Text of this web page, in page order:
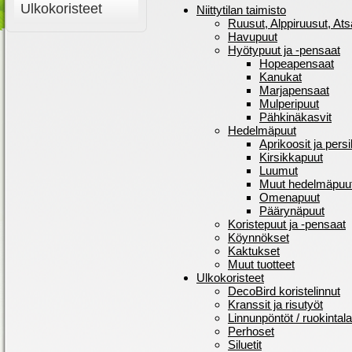
Ulkokoristeet
Niittytilan taimisto
Ruusut, Alppiruusut,
Havupuut
Hyötypuut ja -pensaat
Hopeapensaat
Kanukat
Marjapensaat
Mulperipuut
Pähkinäkasvit
Hedelmäpuut
Aprikoosit ja
Kirsikkapuut
Luumut
Muut
Omenapuut
Päärynäpuut
Koristepuut ja -pensaat
Köynnökset
Kaktukset
Muut tuotteet
Ulkokoristeet
DecoBird koristelinnut
Kranssit ja risutyöt
Linnunpöntöt /
Perhoset
Siluetit